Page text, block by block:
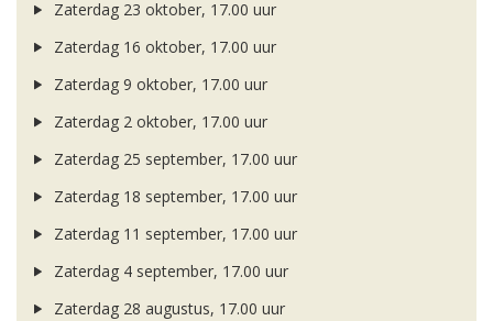
Zaterdag 23 oktober, 17.00 uur
Zaterdag 16 oktober, 17.00 uur
Zaterdag 9 oktober, 17.00 uur
Zaterdag 2 oktober, 17.00 uur
Zaterdag 25 september, 17.00 uur
Zaterdag 18 september, 17.00 uur
Zaterdag 11 september, 17.00 uur
Zaterdag 4 september, 17.00 uur
Zaterdag 28 augustus, 17.00 uur